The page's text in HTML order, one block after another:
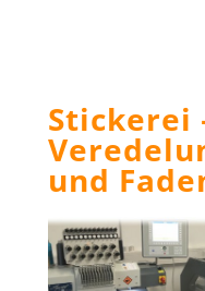
Stickerei
und